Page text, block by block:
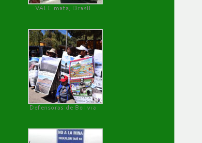
VALE mata, Brasil
Defensoras de Bolivia